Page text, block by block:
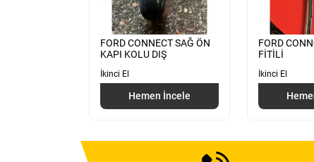
FORD CONNECT SAĞ ÖN
KAPI KOLU DIŞ
İkinci El
Hemen İncele
FORD
FİTİLİ
İkinci El